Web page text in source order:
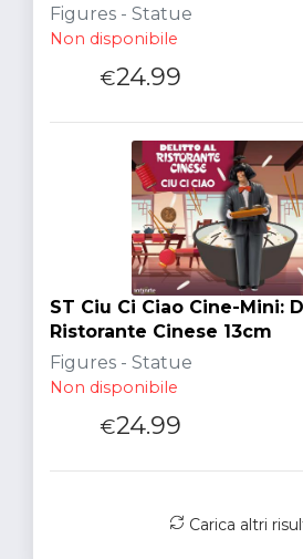
Figures - Statue
Non disponibile
€24.99
ST Ciu Ci Ciao Cine-Mini:
Ristorante Cinese 13cm
Figures - Statue
Non disponibile
€24.99
Carica altri